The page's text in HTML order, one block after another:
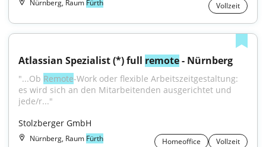
Nürnberg, Raum Fürth Vollzeit
Atlassian Spezialist (*) full remote - Nürnberg
"...Ob Remote-Work oder flexible Arbeitszeitgestaltung:
es wird sich an den Mitarbeitenden ausgerichtet und
jede/r..."
Stolzberger GmbH
Nürnberg, Raum Fürth Homeoffice Vollzeit